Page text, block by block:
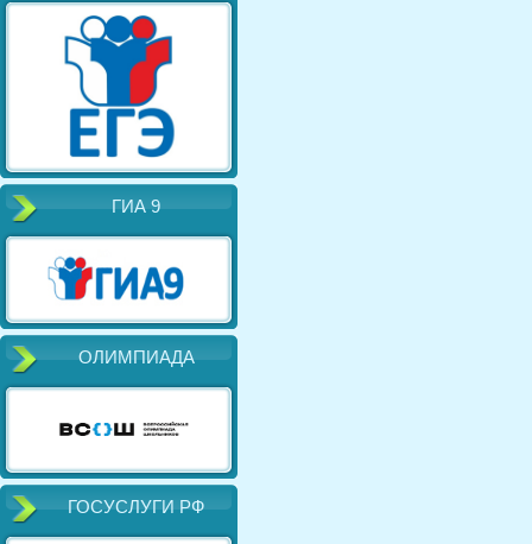
ГИА 9
ОЛИМПИАДА
ГОСУСЛУГИ РФ